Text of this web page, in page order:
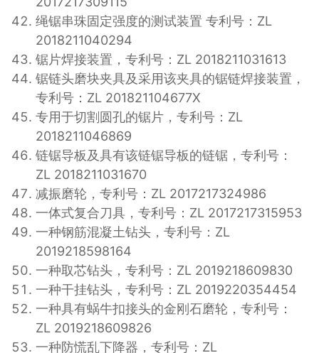
绳锯串珠固定强度的测试装置 专利号：ZL
2018211040294
锯片焊接装置，专利号：ZL 2018211031613
锯链头磨块夹具及采用该夹具的锯链焊接装置，
专利号：ZL 201821104677X
专用于切割圆孔的锯片，专利号：ZL
2018211046869
链锯导板及具有该链锯导板的链锯，专利号：
ZL 2018211031670
减振磨轮，专利号：ZL 2017217324986
一体式复合刀具，专利号：ZL 2017217315953
一种钢筋混凝土钻头，专利号：ZL
2019218598164
一种取芯钻头，专利号：ZL 2019218609830
一种干挂钻头，专利号：ZL 2019220354454
一种具有蜗牛扣接头的金刚石磨轮，专利号：
ZL 2019218609826
一种防慌乱下降器，专利号：ZL